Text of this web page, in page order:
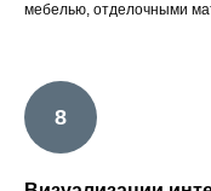
мебелью, отделочными